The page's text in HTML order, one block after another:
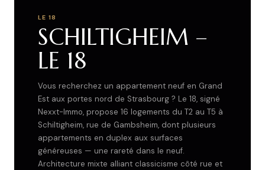
LE 18
SCHILTIGHEIM –
LE 18
Vous recherchez un appartement neuf en Grand
Est aux portes nord de Strasbourg ? Le 18, signé
Nexxt-Immo, propose 16 logements du T2 au T5 à
Schiltigheim, rue de Gambsheim, dont plusieurs
appartements en duplex aux surfaces
généreuses — une rareté dans le neuf.
Architecture mixte alliant classicisme côté rue et